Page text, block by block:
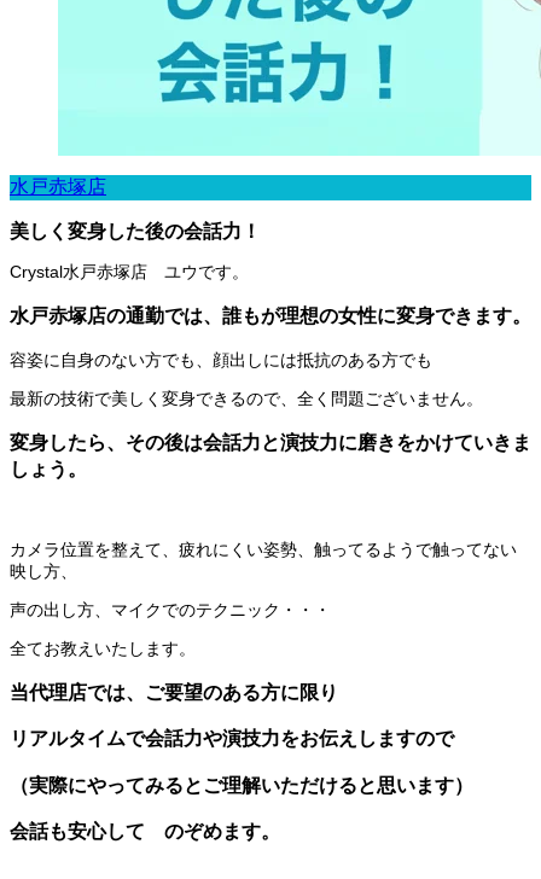
水戸赤塚店
美しく変身した後の会話力！
Crystal水戸赤塚店 ユウです。
水戸赤塚店の通勤では、誰もが理想の女性に変身できます。
容姿に自身のない方でも、顔出しには抵抗のある方でも
最新の技術で美しく変身できるので、全く問題ございません。
変身したら、その後は会話力と演技力に磨きをかけていきま
しょう。
カメラ位置を整えて、疲れにくい姿勢、触ってるようで触ってない
映し方、
声の出し方、マイクでのテクニック・・・
全てお教えいたします。
当代理店では、ご要望のある方に限り
リアルタイムで会話力や演技力をお伝えしますので
（実際にやってみるとご理解いただけると思います）
会話も安心して のぞめます。